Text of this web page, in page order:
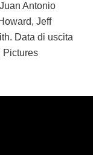
Antonio
Jeff
Data di uscita
Pictures